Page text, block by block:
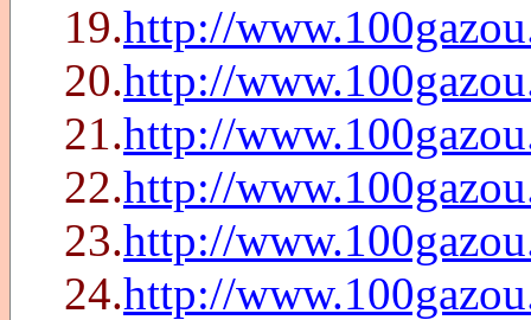
19.http://
20.http://
21.http://
22.http://
23.http://
24.http://